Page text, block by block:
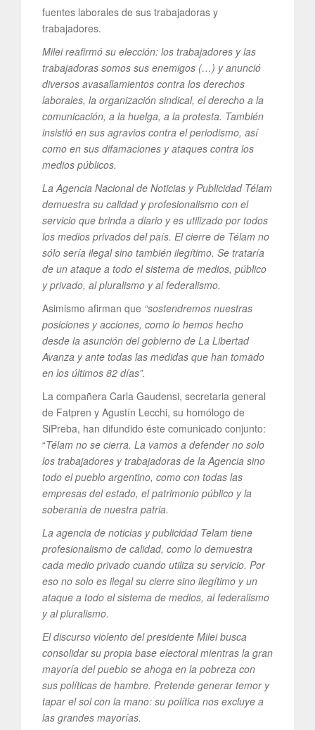
fuentes laborales de sus trabajadoras y
trabajadores.
Milei reafirmó su elección: los trabajadores y las
trabajadoras somos sus enemigos (…) y anunció
diversos avasallamientos contra los derechos
laborales, la organización sindical, el derecho a la
comunicación, a la huelga, a la protesta. También
insistió en sus agravios contra el periodismo, así
como en sus difamaciones y ataques contra los
medios públicos.
La Agencia Nacional de Noticias y Publicidad Télam
demuestra su calidad y profesionalismo con el
servicio que brinda a diario y es utilizado por todos
los medios privados del país. El cierre de Télam no
sólo sería ilegal sino también ilegítimo. Se trataría
de un ataque a todo el sistema de medios, público
y privado, al pluralismo y al federalismo.
Asimismo afirman que “sostendremos nuestras
posiciones y acciones, como lo hemos hecho
desde la asunción del gobierno de La Libertad
Avanza y ante todas las medidas que han tomado
en los últimos 82 días”.
La compañera Carla Gaudensi, secretaria general
de Fatpren y Agustín Lecchi, su homólogo de
SiPreba, han difundido éste comunicado conjunto:
“Télam no se cierra. La vamos a defender no solo
los trabajadores y trabajadoras de la Agencia sino
todo el pueblo argentino, como con todas las
empresas del estado, el patrimonio público y la
soberanía de nuestra patria.
La agencia de noticias y publicidad Telam tiene
profesionalismo de calidad, como lo demuestra
cada medio privado cuando utiliza su servicio. Por
eso no solo es ilegal su cierre sino ilegítimo y un
ataque a todo el sistema de medios, al federalismo
y al pluralismo.
El discurso violento del presidente Milei busca
consolidar su propia base electoral mientras la gran
mayoría del pueblo se ahoga en la pobreza con
sus políticas de hambre. Pretende generar temor y
tapar el sol con la mano: su política nos excluye a
las grandes mayorías.